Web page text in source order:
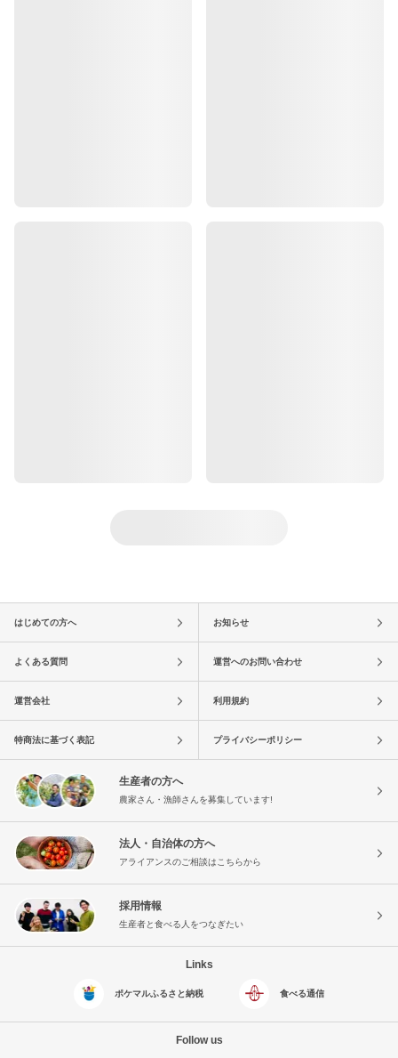
はじめての方へ お知らせ
よくある質問 運営へのお問い合わせ
運営会社 利用規約
特商法に基づく表記 プライバシーポリシー
生産者の方へ
農家さん・漁師さんを募集しています!
法人・自治体の方へ
アライアンスのご相談はこちらから
採用情報
生産者と食べる人をつなぎたい
Links
ポケマルふるさと納税 食べる通信
Follow us